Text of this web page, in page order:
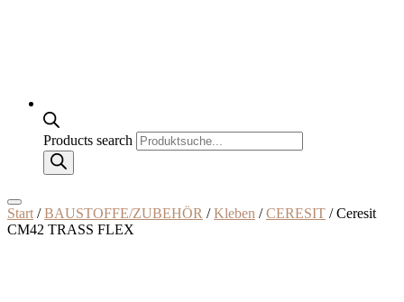
Products search
Start /BAUSTOFFE/ZUBEHÖR /Kleben /CERESIT / Ceresit
CM42 TRASS FLEX